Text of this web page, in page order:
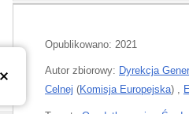
Opublikowano: 2021
Autor zbiorowy: Dyrekcja
Celnej (Komisja Europejska) ,